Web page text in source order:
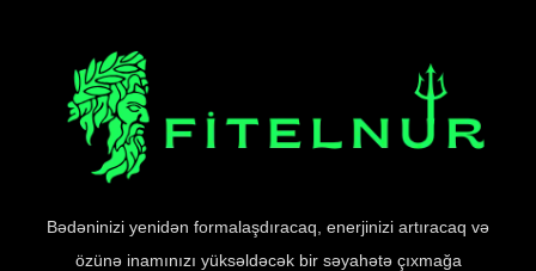
Bədəninizi yenidən formalaşdıracaq, enerjinizi artıracaq və
özünə inamınızı yüksəldəcək bir səyahətə çıxmağa